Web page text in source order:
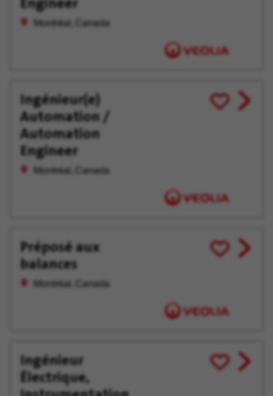
Montréal, Canada
Ingénieur(e)
Automation /
Automation
Engineer
Montréal, Canada
Enregistrer
pour
View
job
Préposé aux
balances
Montréal, Canada
Enregistrer
pour
View
job
Ingénieur
Électrique,
Enregistrer
pour
View
job